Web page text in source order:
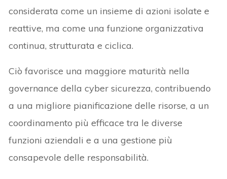
considerata come un insieme di azioni isolate e
reattive, ma come una funzione organizzativa
continua, strutturata e ciclica.
Ciò favorisce una maggiore maturità nella
governance della cyber sicurezza, contribuendo
a una migliore pianificazione delle risorse, a un
coordinamento più efficace tra le diverse
funzioni aziendali e a una gestione più
consapevole delle responsabilità.